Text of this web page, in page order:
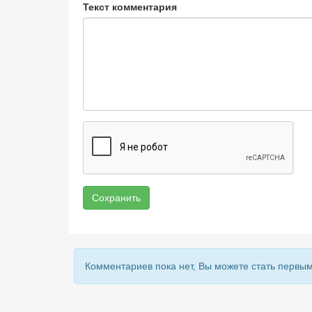
Текст комментария
Сохранить
Комментариев пока нет, Вы можете стать